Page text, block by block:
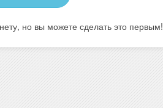
но вы можете сделать это первым!